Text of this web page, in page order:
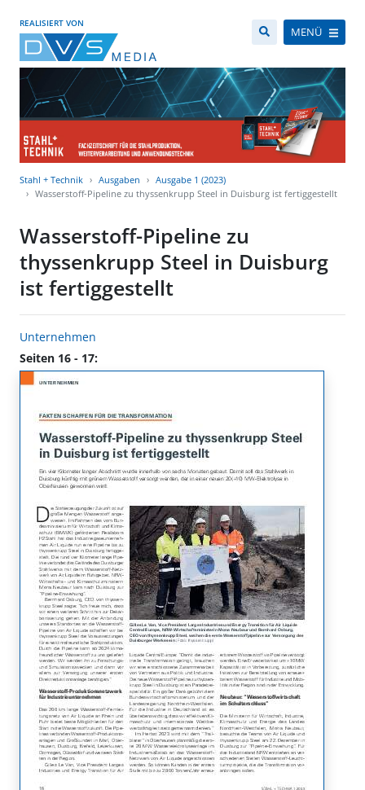
REALISIERT VON
MENÜ
Stahl + Technik Ausgaben
Ausgabe 1 (2023)
Wasserstoff-Pipeline zu thyssenkrupp Steel in Duisburg ist fertiggestellt
Wasserstoff-Pipeline zu
thyssenkrupp Steel in Duisburg
ist fertiggestellt
Unternehmen
Seiten 16 - 17: